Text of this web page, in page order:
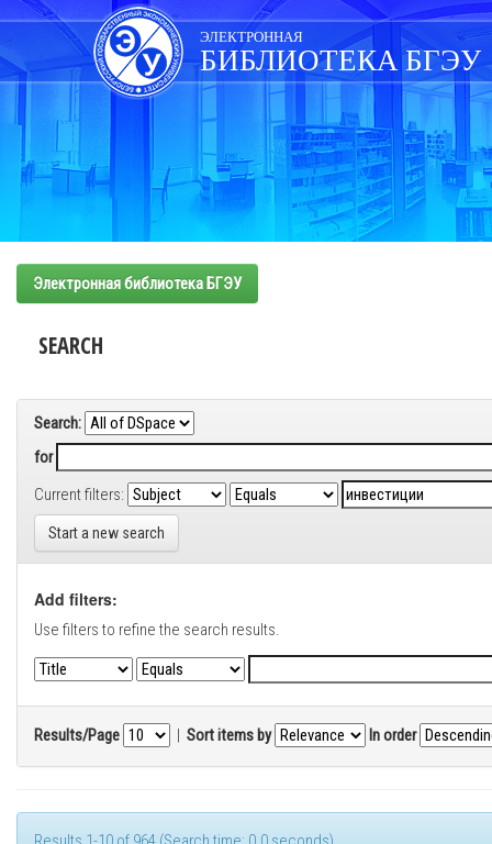
Skip
navigation
ЭЛЕКТРОННАЯ
БИБЛИОТЕКА БГЭУ
Электронная библиотека БГЭУ
SEARCH
Search:
for
Current filters:
Start a new search
Add filters:
Use filters to refine the search results.
Results/Page | Sort items by In order